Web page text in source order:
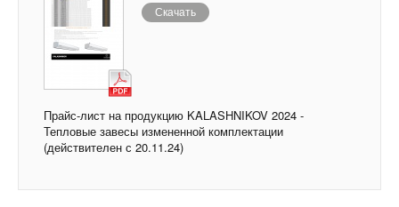
Скачать
Прайс-лист на продукцию KALASHNIKOV 2024 -
Тепловые завесы измененной комплектации
(действителен с 20.11.24)